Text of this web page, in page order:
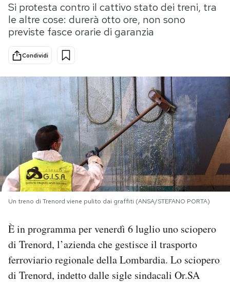
Tecnologia
Internet
Scienza
Cultura
Economia
Storie/Idee
Ok Boomer!
Media
Mondiali calcio 2026
PODCAST
NEWSLETTER
I MIEI PREFERITI
SHOP
CALENDARIO
Si protesta contro il cattivo stato dei treni, tra
le altre cose: durerà otto ore, non sono
previste fasce orarie di garanzia
Condividi
Un treno di Trenord viene pulito dai graffiti (ANSA/STEFANO PORTA)
È in programma per venerdì 6 luglio uno sciopero
di Trenord, l’azienda che gestisce il trasporto
ferroviario regionale della Lombardia. Lo sciopero
di Trenord, indetto dalle sigle sindacali Or.SA